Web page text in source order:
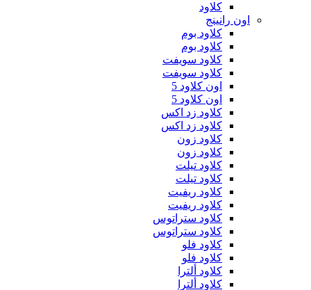
كلاود
اون رانينج
كلاود بوم
كلاود بوم
كلاود سويفت
كلاود سويفت
اون كلاود 5
اون كلاود 5
كلاود زد اكس
كلاود زد اكس
كلاود زون
كلاود زون
كلاود تيلت
كلاود تيلت
كلاود ريفيت
كلاود ريفيت
كلاود ستراتوس
كلاود ستراتوس
كلاود فلو
كلاود فلو
كلاود ألترا
كلاود ألترا